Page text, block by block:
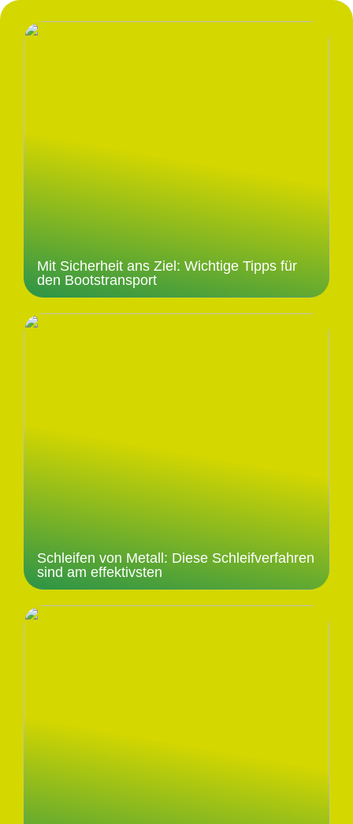
Mit Sicherheit ans Ziel: Wichtige Tipps für
den Bootstransport
Schleifen von Metall: Diese Schleifverfahren
sind am effektivsten